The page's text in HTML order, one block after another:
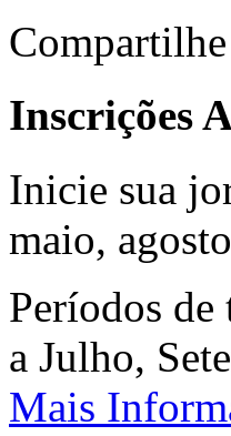
Inscrições
Inicie sua
maio,
Períodos
a Julho,
Mais